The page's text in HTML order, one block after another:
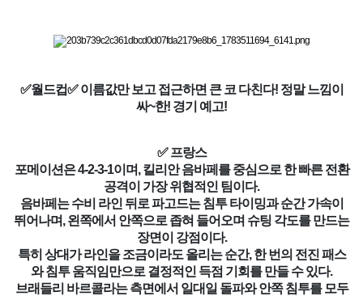
✅월드컵✅ 이름값만 보고 접근하면 큰 코 다친다! 정말 느낌이
싸~한! 경기 예고!
✅ 프랑스
포메이션은 4-2-3-1이며, 킬리안 음바페를 중심으로 한 빠른 전환
공격이 가장 위협적인 팀이다.
음바페는 수비 라인 뒤로 파고드는 침투 타이밍과 순간 가속이
뛰어나며, 왼쪽에서 안쪽으로 좁혀 들어오며 슈팅 각도를 만드는
장면이 강점이다.
특히 상대가 라인을 조금이라도 올리는 순간, 한 번의 전진 패스
와 침투 움직임만으로 결정적인 득점 기회를 만들 수 있다.
브래들리 바르콜라는 측면에서 일대일 돌파와 안쪽 침투를 모두